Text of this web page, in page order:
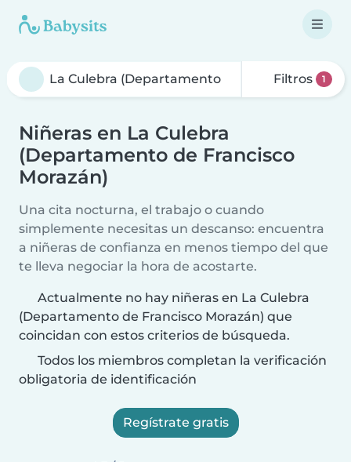
Filtros 1
Niñeras en La Culebra
(Departamento de Francisco
Morazán)
Una cita nocturna, el trabajo o cuando
simplemente necesitas un descanso: encuentra
a niñeras de confianza en menos tiempo del que
te lleva negociar la hora de acostarte.
Actualmente no hay niñeras en La Culebra
(Departamento de Francisco Morazán) que
coincidan con estos criterios de búsqueda.
Todos los miembros completan la verificación
obligatoria de identificación
Regístrate gratis